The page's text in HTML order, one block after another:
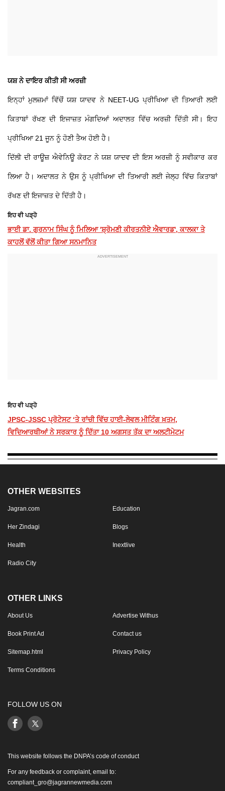
ਯਸ਼ ਨੇ ਦਾਇਰ ਕੀਤੀ ਸੀ ਅਰਜ਼ੀ
ਇਨ੍ਹਾਂ ਮੁਲਜ਼ਮਾਂ ਵਿੱਚੋਂ ਯਸ਼ ਯਾਦਵ ਨੇ NEET-UG ਪ੍ਰੀਖਿਆ ਦੀ ਤਿਆਰੀ ਲਈ
ਕਿਤਾਬਾਂ ਰੱਖਣ ਦੀ ਇਜਾਜ਼ਤ ਮੰਗਦਿਆਂ ਅਦਾਲਤ ਵਿੱਚ ਅਰਜ਼ੀ ਦਿੱਤੀ ਸੀ। ਇਹ
ਪ੍ਰੀਖਿਆ 21 ਜੂਨ ਨੂੰ ਹੋਣੀ ਤੈਅ ਹੋਈ ਹੈ।
ਦਿੱਲੀ ਦੀ ਰਾਊਜ਼ ਐਵੇਨਿਊ ਕੋਰਟ ਨੇ ਯਸ਼ ਯਾਦਵ ਦੀ ਇਸ ਅਰਜ਼ੀ ਨੂੰ ਸਵੀਕਾਰ ਕਰ
ਲਿਆ ਹੈ। ਅਦਾਲਤ ਨੇ ਉਸ ਨੂੰ ਪ੍ਰੀਖਿਆ ਦੀ ਤਿਆਰੀ ਲਈ ਜੇਲ੍ਹ ਵਿੱਚ ਕਿਤਾਬਾਂ
ਰੱਖਣ ਦੀ ਇਜਾਜ਼ਤ ਦੇ ਦਿੱਤੀ ਹੈ।
ਇਹ ਵੀ ਪੜ੍ਹੋ
ਭਾਈ ਡਾ. ਗੁਰਨਾਮ ਸਿੰਘ ਨੂੰ ਮਿਲਿਆ 'ਸ਼੍ਰੋਮਣੀ ਕੀਰਤਨੀਏ ਐਵਾਰਡ', ਕਾਲਕਾ ਤੇ
ਕਾਹਲੋਂ ਵੱਲੋਂ ਕੀਤਾ ਗਿਆ ਸਨਮਾਨਿਤ
ਇਹ ਵੀ ਪੜ੍ਹੋ
JPSC-JSSC ਪ੍ਰੋਟੇਸਟ ‘ਤੇ ਰਾਂਚੀ ਵਿੱਚ ਹਾਈ-ਲੇਵਲ ਮੀਟਿੰਗ ਖ਼ਤਮ,
ਵਿਦਿਆਰਥੀਆਂ ਨੇ ਸਰਕਾਰ ਨੂੰ ਦਿੱਤਾ 10 ਅਗਸਤ ਤੱਕ ਦਾ ਅਲਟੀਮੇਟਮ
OTHER WEBSITES
Jagran.com Education
Her Zindagi Blogs
Health Inextlive
Radio City
OTHER LINKS
About Us Advertise Withus
Book Print Ad Contact us
Sitemap.html Privacy Policy
Terms Conditions
FOLLOW US ON
This website follows the DNPA’s code of conduct
For any feedback or complaint, email to:
compliant_gro@jagrannewmedia.com